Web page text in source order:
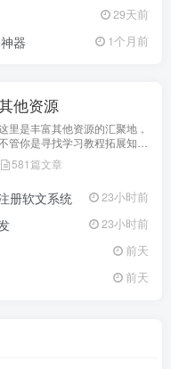
29天前
器 1个月前
他资源
里是丰富其他资源的汇聚地，
管你是寻找学习教程拓展知
识，还是搜集各类素材激发创作
灵感，亦或是查询专业数据辅助
定期更新、分类清晰、下载便
，快来探索发现所需资源！
581篇文章
册软文系统 23小时前
23小时前
前天
前天